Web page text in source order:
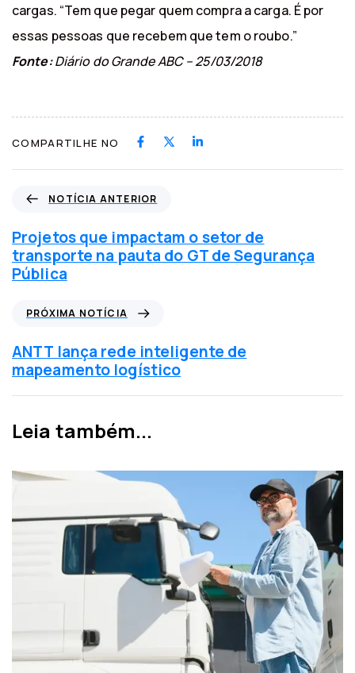
cargas. “Tem que pegar quem compra a carga. É por
essas pessoas que recebem que tem o roubo.”
Fonte:Diário do Grande ABC – 25/03/2018
COMPARTILHE NO
t
í
c
i
t
e
r
o
NOTÍCIA ANTERIOR
Projetos que impactam o setor de
transporte na pauta do GT de Segurança
Pública
ó
x
i
m
n
t
i
PRÓXIMA NOTÍCIA
ANTT lança rede inteligente de
mapeamento logístico
Leia também...